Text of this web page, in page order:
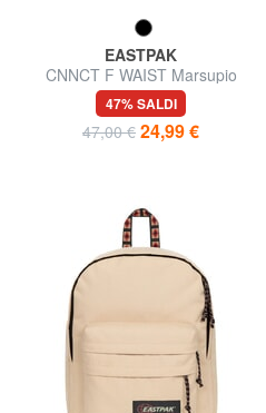
EASTPAK
CNNCT F WAIST Marsupio
47% SALDI
47,00 € 24,99 €